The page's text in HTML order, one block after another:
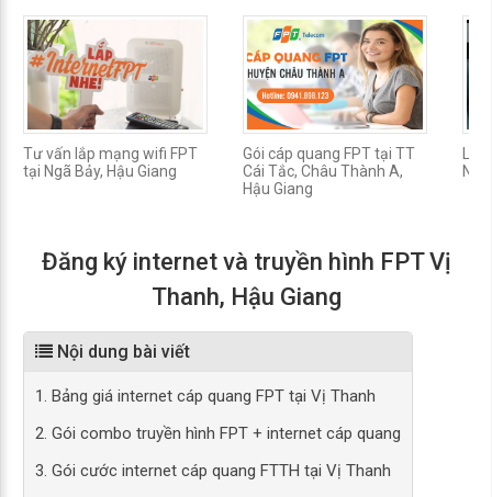
Tư vấn lắp mạng wifi FPT
tại Ngã Bảy, Hậu Giang
Gói cáp quang FPT tại TT
Cái Tắc, Châu Thành A,
Hậu Giang
Đăng ký internet và truyền hình FPT Vị
Thanh, Hậu Giang
Nội dung bài viết
1. Bảng giá internet cáp quang FPT tại Vị Thanh
2. Gói combo truyền hình FPT + internet cáp quang
3. Gói cước internet cáp quang FTTH tại Vị Thanh